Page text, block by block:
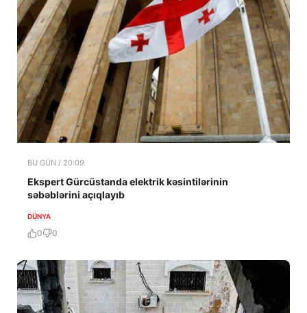
BU GÜN / 20:09
Ekspert Gürcüstanda elektrik kəsintilərinin
səbəblərini açıqlayıb
DÜNYA
0 0